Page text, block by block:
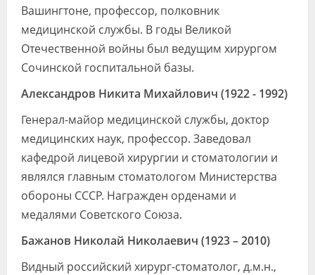
Вашингтоне, профессор, полковник
медицинской службы. В годы Великой
Отечественной войны был ведущим хирургом
Сочинской госпитальной базы.
Александров Никита Михайлович (1922 - 1992)
Генерал-майор медицинской службы, доктор
медицинских наук, профессор. Заведовал
кафедрой лицевой хирургии и стоматологии и
являлся главным стоматологом Министерства
обороны СССР. Награжден орденами и
медалями Советского Союза.
Бажанов Николай Николаевич (1923 – 2010)
Видный российский хирург-стоматолог, д.м.н.,